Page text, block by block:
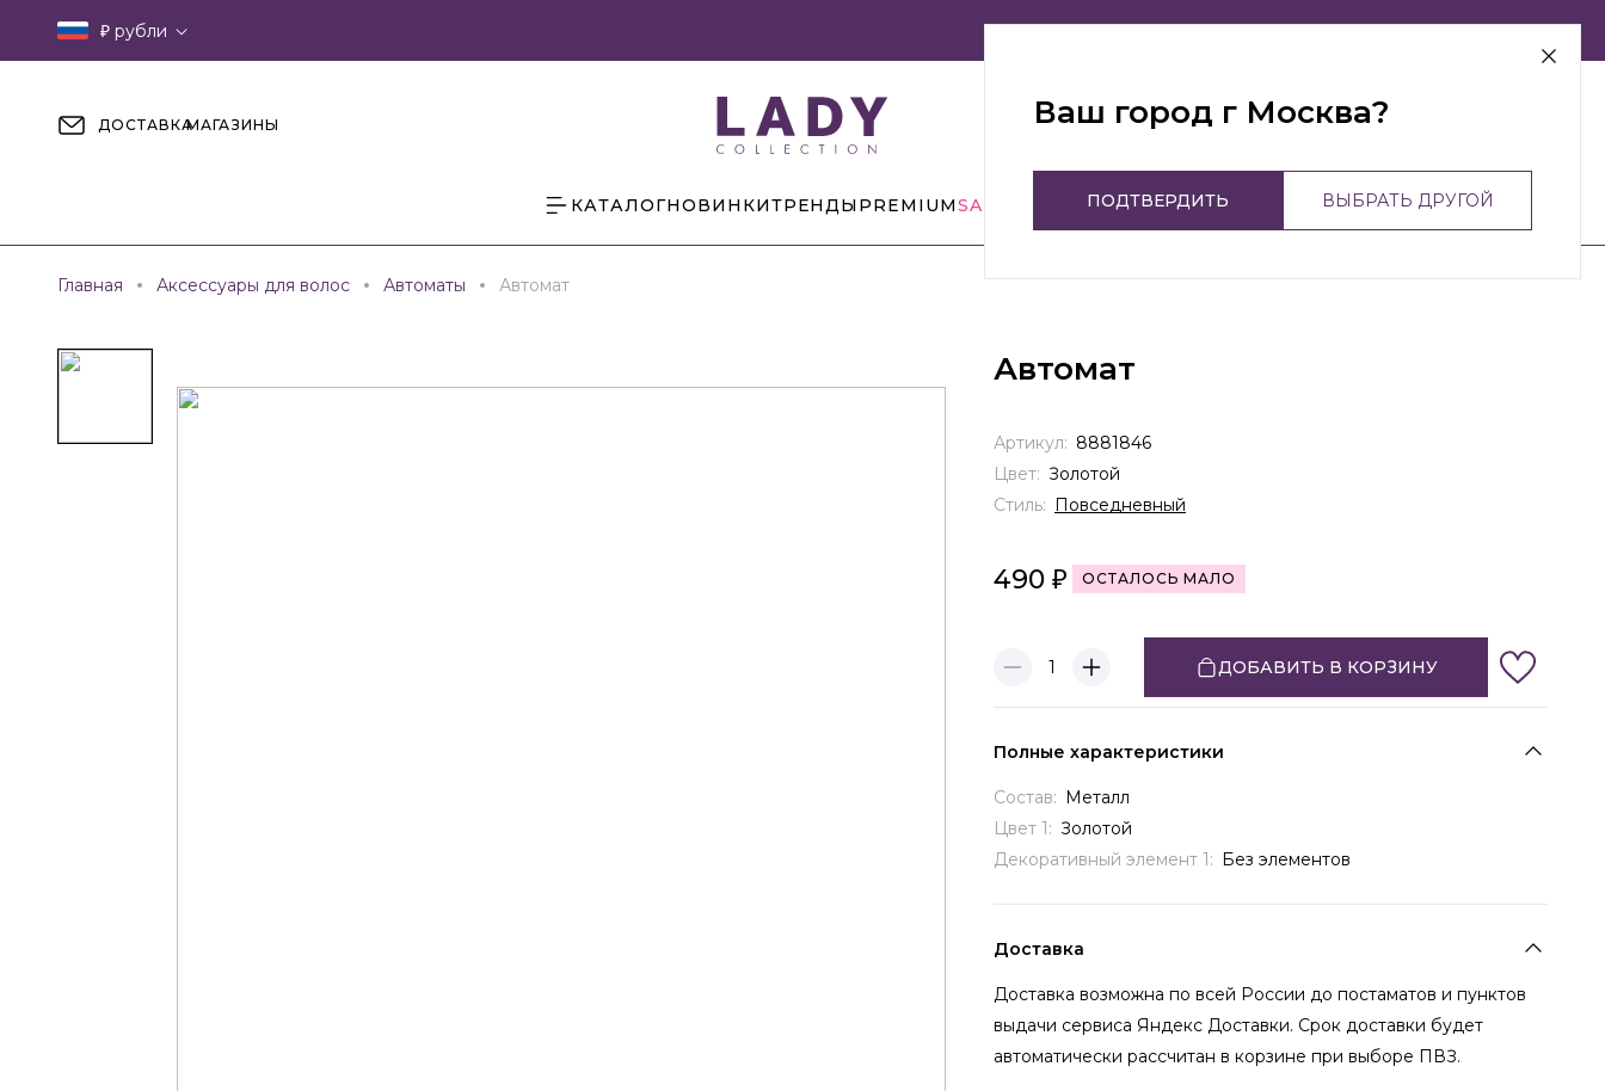
₽ рубли г Москва
ДОСТАВКАМАГАЗИНЫ
КАТАЛОГНОВИНКИТРЕНДЫ PREMIUMSALE
Главная Аксессуары для волос Автоматы Автомат
Автомат
490 ОСТАЛОСЬ МАЛО
1 ДОБАВИТЬ В КОРЗИНУ
Артикул: 8881846
Цвет: Золотой
Стиль: Повседневный
Полные характеристики
Состав: Металл
Цвет 1: Золотой
Декоративный элемент 1: Без элементов
Доставка
Доставка возможна по всей России до постаматов и пунктов
выдачи сервиса Яндекс Доставки. Срок доставки будет
автоматически рассчитан в корзине при выборе ПВЗ.
Ваш город г Москва?
ПОДТВЕРДИТЬ ВЫБРАТЬ ДРУГОЙ